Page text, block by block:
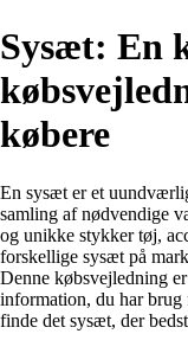
Sysæt: En
købere
En sysæt er et
samling af nødvendige
og unikke stykker tøj,
forskellige sysæt på
Denne købsvejledning
information, du har
finde det sysæt, der